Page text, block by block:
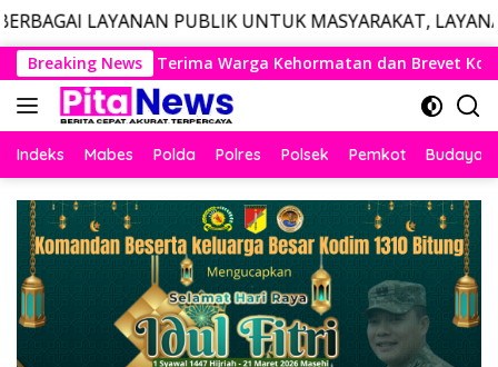
PUBLIK UNTUK MASYARAKAT, LAYANAN DARURAT
Langsung
ke
konten
Breaking News
Kehormatan dan Brevet Korps Marinir Panglima
Indeks Mabes Polda Polres Polsek Pemkot Budaya